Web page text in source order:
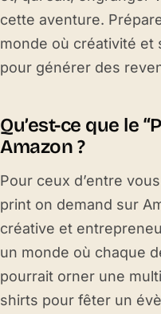
cette aventure.
monde où créativité
pour générer des
Qu’est-ce que le
Amazon ?
Pour ceux d’entre
print on demand sur
créative et
un monde où chaque
pourrait orner une
shirts pour fêter un